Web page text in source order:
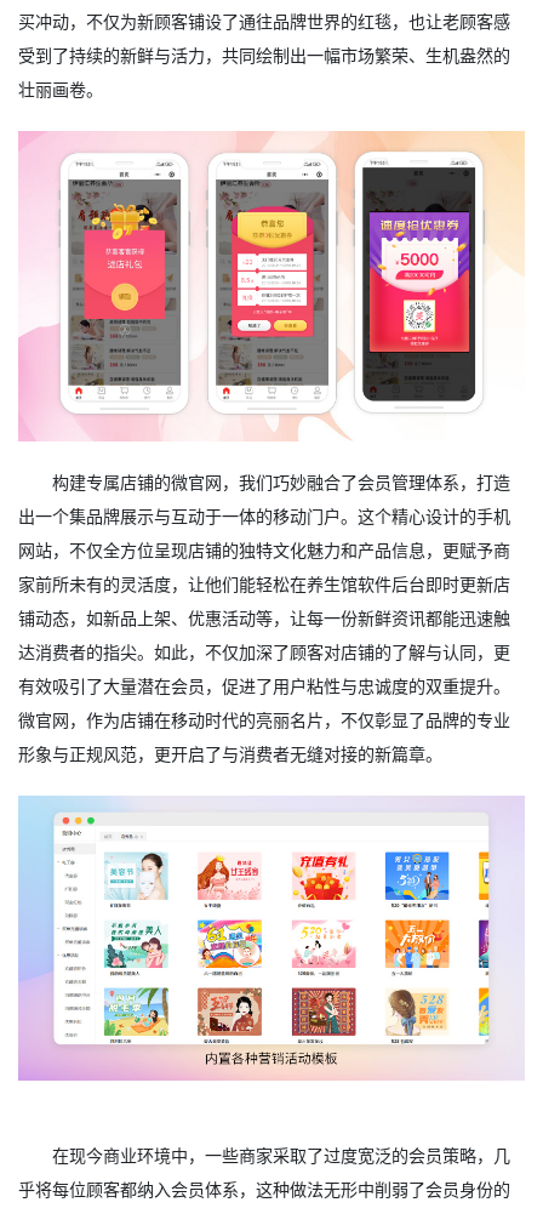
买冲动，不仅为新顾客铺设了通往品牌世界的红毯，也让老顾客感
受到了持续的新鲜与活力，共同绘制出一幅市场繁荣、生机盎然的
壮丽画卷。
构建专属店铺的微官网，我们巧妙融合了会员管理体系，打造
出一个集品牌展示与互动于一体的移动门户。这个精心设计的手机
网站，不仅全方位呈现店铺的独特文化魅力和产品信息，更赋予商
家前所未有的灵活度，让他们能轻松在养生馆软件后台即时更新店
铺动态，如新品上架、优惠活动等，让每一份新鲜资讯都能迅速触
达消费者的指尖。如此，不仅加深了顾客对店铺的了解与认同，更
有效吸引了大量潜在会员，促进了用户粘性与忠诚度的双重提升。
微官网，作为店铺在移动时代的亮丽名片，不仅彰显了品牌的专业
形象与正规风范，更开启了与消费者无缝对接的新篇章。
在现今商业环境中，一些商家采取了过度宽泛的会员策略，几
乎将每位顾客都纳入会员体系，这种做法无形中削弱了会员身份的